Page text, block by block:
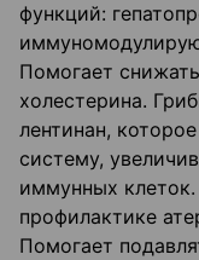
функций:
Помогает
холестерина.
лентинан,
систему,
иммунных клеток.
профилактике
Помогает